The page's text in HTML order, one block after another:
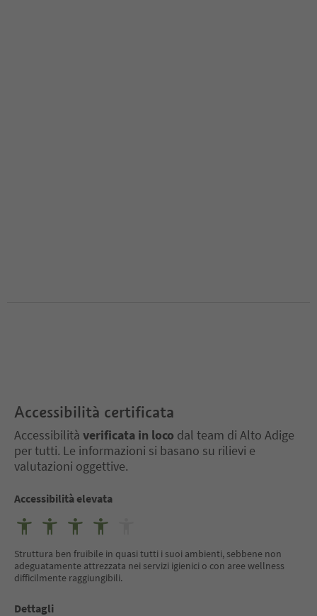
Accessibilità certificata
Accessibilità verificata in loco dal team di Alto Adige
per tutti. Le informazioni si basano su rilievi e
valutazioni oggettive.
Accessibilità elevata
Struttura ben fruibile in quasi tutti i suoi ambienti, sebbene non
adeguatamente attrezzata nei servizi igienici o con aree wellness
difficilmente raggiungibili.
Dettagli